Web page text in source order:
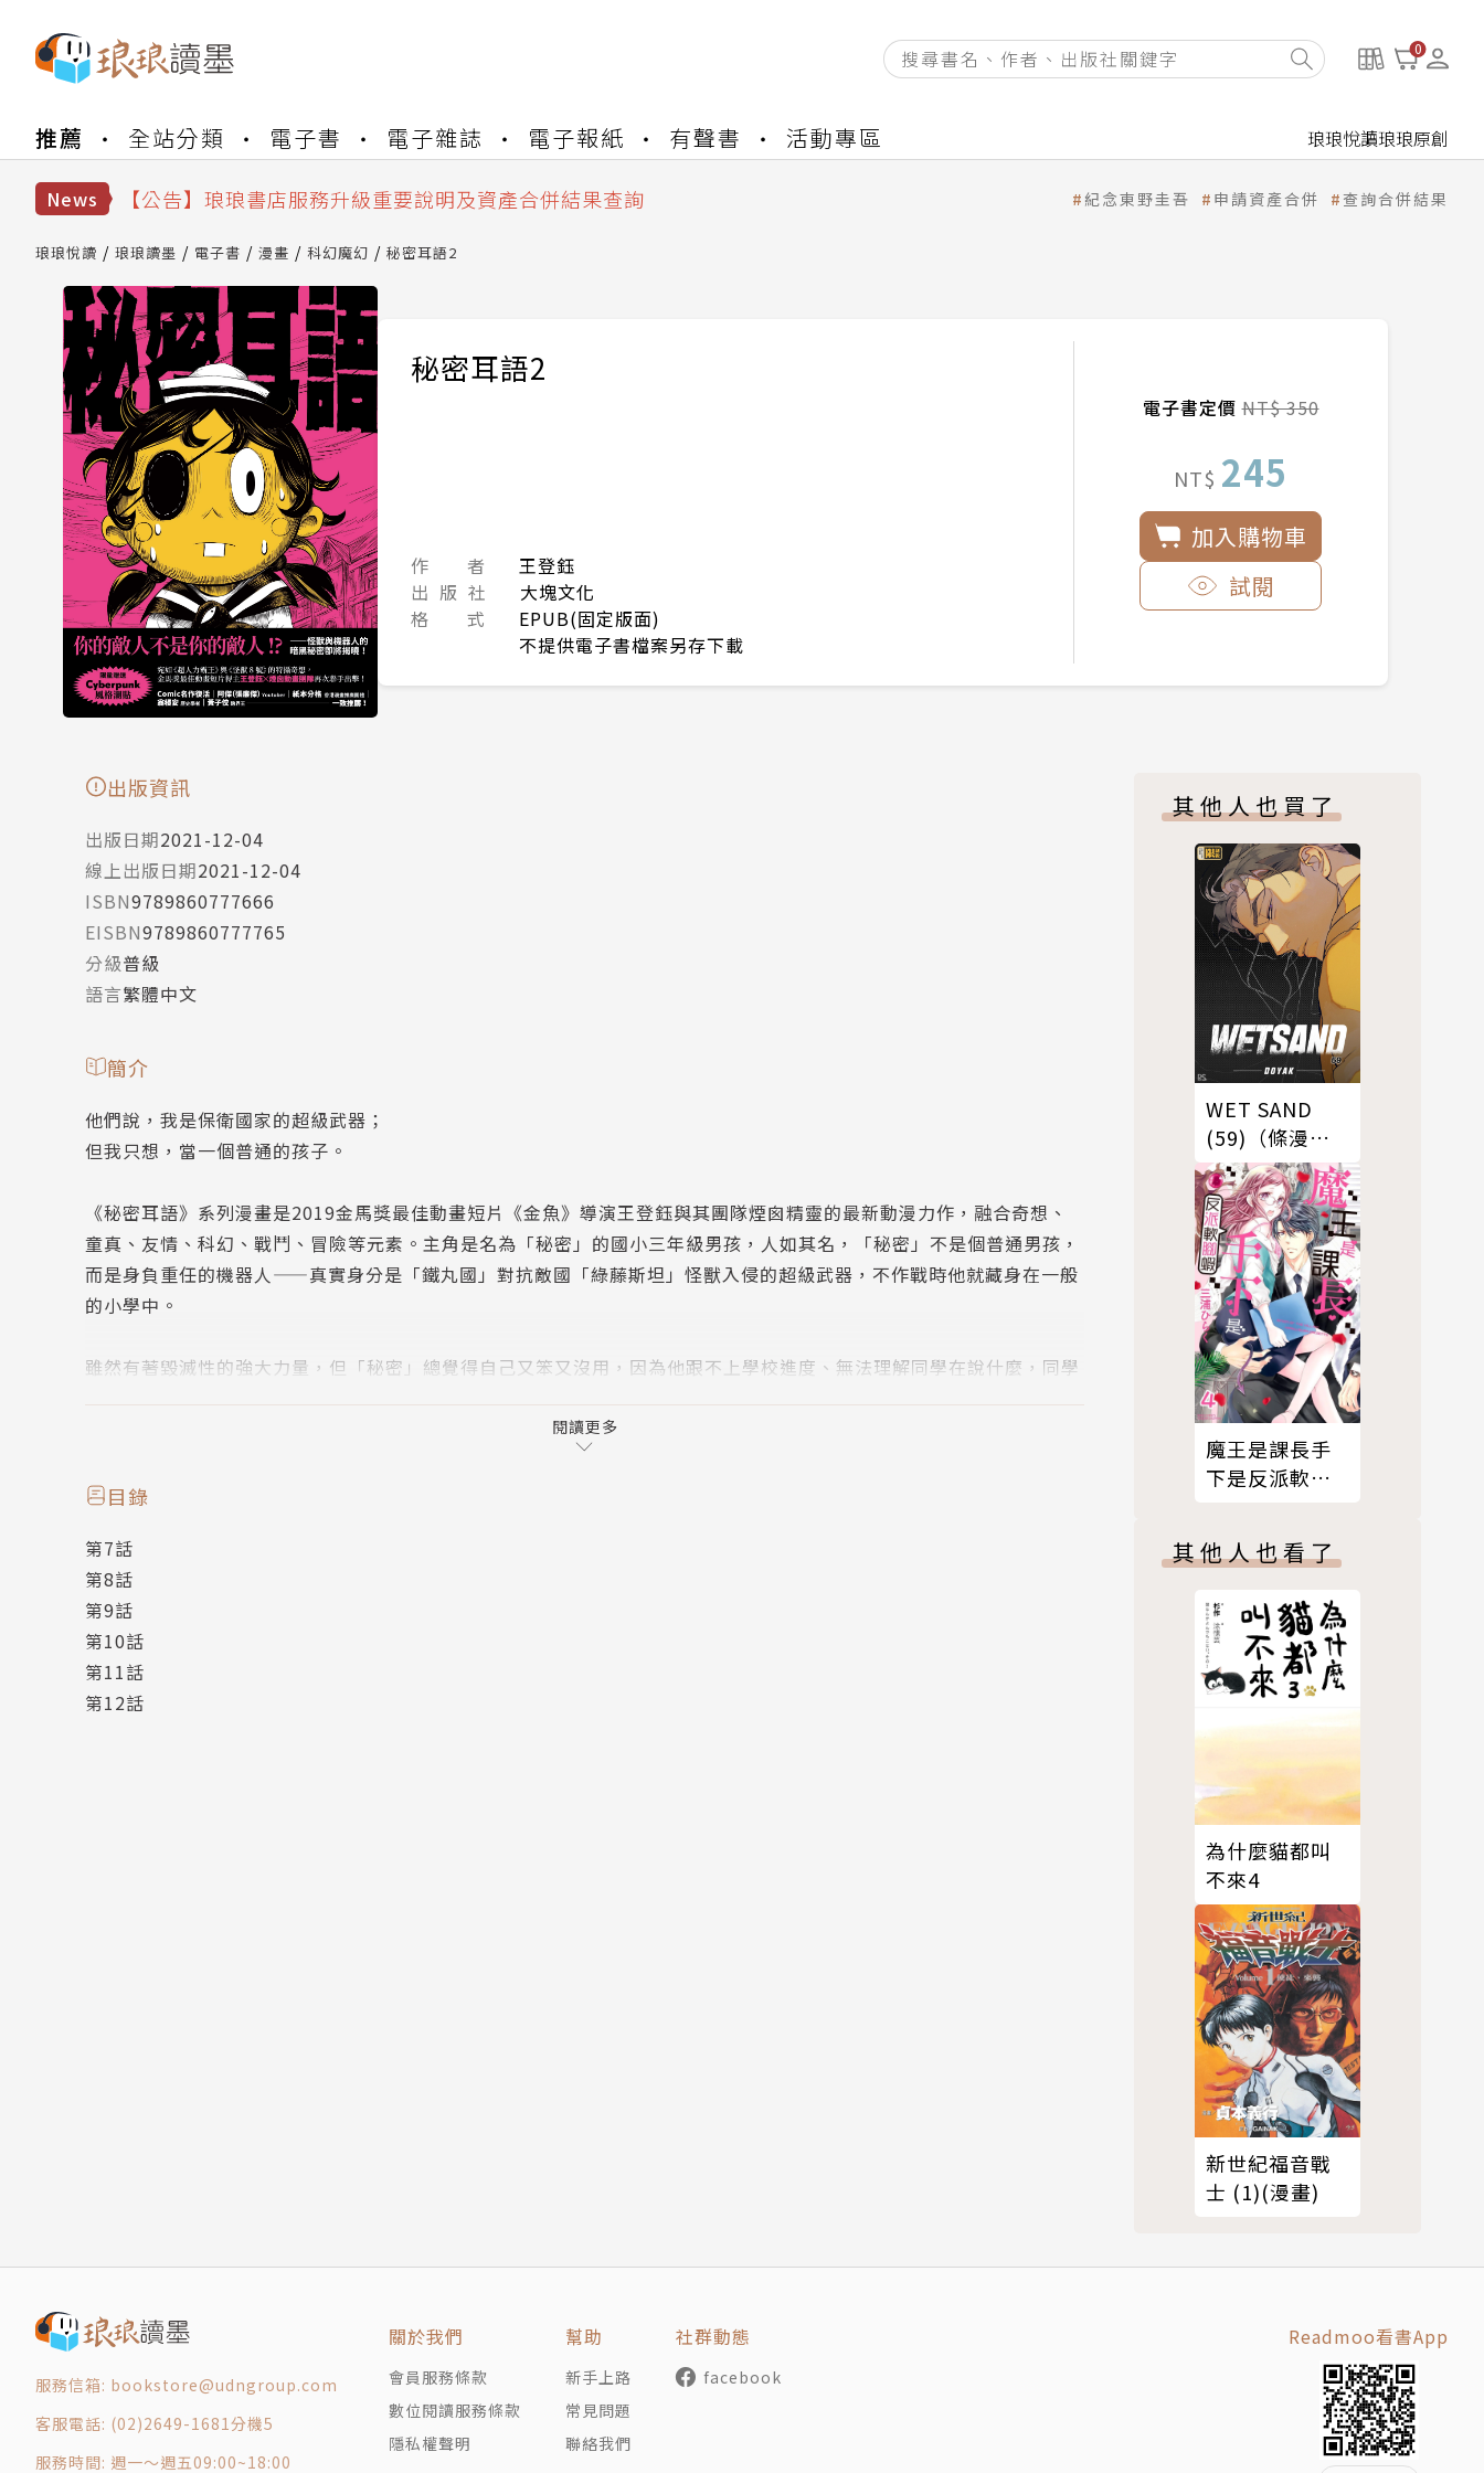
0
推薦 全站分類 電子書 電子雜誌 電子報紙 有聲書 活動專區 琅琅悅讀琅琅原創
News
【公告】琅琅書店服務升級重要說明及資產合併結果查詢
【公告】琅琅讀墨書櫃開通常見問題
【公告】琅琅書店服務升級重要說明及資產合併結果查詢
紀念東野圭吾 申請資產合併 查詢合併結果
琅琅悅讀 琅琅讀墨 電子書 漫畫 科幻魔幻 秘密耳語2
秘密耳語2
作 者
王登鈺
出 版 社
大塊文化
格 式
EPUB(固定版面)
不提供電子書檔案另存下載
電子書定價NT$ 350
NT$ 245
加入購物車
試閱
出版資訊
出版日期2021-12-04
線上出版日期2021-12-04
ISBN9789860777666
EISBN9789860777765
分級普級
語言繁體中文
簡介
他們說，我是保衛國家的超級武器；
但我只想，當一個普通的孩子。
《秘密耳語》系列漫畫是2019金馬獎最佳動畫短片《金魚》導演王登鈺與其團隊煙囪精靈的最新動漫力作，融合奇想、
童真、友情、科幻、戰鬥、冒險等元素。主角是名為「秘密」的國小三年級男孩，人如其名，「秘密」不是個普通男孩，
而是身負重任的機器人——真實身分是「鐵丸國」對抗敵國「綠藤斯坦」怪獸入侵的超級武器，不作戰時他就藏身在一般
的小學中。
雖然有著毀滅性的強大力量，但「秘密」總覺得自己又笨又沒用，因為他跟不上學校進度、無法理解同學在說什麼，同學
「怪」的新同學「佳琳」，秘密以為自己終於找到同類，交到好朋友，沒想到⋯⋯？
噓！我們不可以懷疑國家！
在第二集當中，場景轉移到了敵國「綠藤斯坦」，逐步揭曉轉學生「佳琳」的身世之謎。原來，佳琳與哥哥是「綠藤斯
坦」特別攻擊行動隊的隊長、副隊長，由於敵國「鐵之丸」造成的污染，家園環境被大肆破壞，也讓他們從小就對敵國同
仇敵愾，信奉國家至上的真理。一次怪獸暴走的意外，導致小隊全員犧牲，只剩下兄妹倆倖存。在經歷國家高層的召見，
以及目睹種種不合理的情景後，兩人不禁開始懷疑，國家不停製造出怪獸究竟是為了什麼？只要是打著愛國的口號，國家
做的一切就都是對的嗎⋯⋯？
【《秘密耳語》系列的宇宙】
隊一起完稿，分鏡流暢，畫面也超乎想像地細膩，同時張力十足，非常驚人。
第一集出版時，同步出版從故事衍伸而出的《秘密耳語之怪獸圖鑑》，收錄了《秘密耳語》系列漫畫裡的各種「怪獸」
（Kaiju），分為「基因混亂增殖系」、「異界物質結晶系」和「巫術咒怨提煉系」三大類別，完全不輸日本特攝片的精
細畫稿、震撼力十足，再委由資深動漫專家張清龍根據怪獸樣貌編寫系譜和發人深省的設定，共80隻怪獸，建構出一個完
閱讀更多
目錄
第7話
第8話
第9話
第10話
第11話
第12話
其他人也買了
WET SAND
(59)（條漫
版）
魔王是課長手
下是反派軟腳
其他人也看了
為什麼貓都叫
不來4
新世紀福音戰
士 (1)(漫畫)
服務信箱: bookstore@udngroup.com
客服電話: (02)2649-1681分機5
服務時間: 週一～週五09:00~18:00
關於我們
會員服務條款
數位閱讀服務條款
隱私權聲明
幫助
新手上路
常見問題
聯絡我們
社群動態
facebook
Readmoo看書App